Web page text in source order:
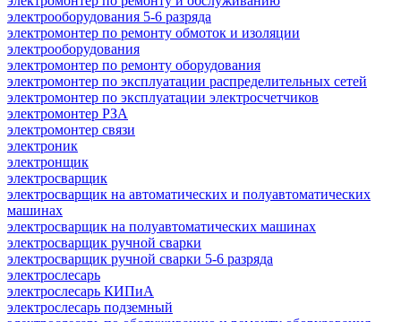
электрооборудования 5-6 разряда
электромонтер по ремонту обмоток и изоляции
электрооборудования
электромонтер по ремонту оборудования
электромонтер по эксплуатации распределительных сетей
электромонтер по эксплуатации электросчетчиков
электромонтер РЗА
электромонтер связи
электроник
электронщик
электросварщик
электросварщик на автоматических и полуавтоматических
машинах
электросварщик на полуавтоматических машинах
электросварщик ручной сварки
электросварщик ручной сварки 5-6 разряда
электрослесарь
электрослесарь КИПиА
электрослесарь подземный